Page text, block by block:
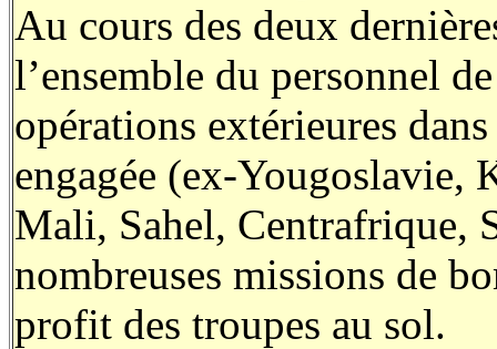
Au cours des deux
l’ensemble du personnel
opérations extérieures
engagée (ex-
Mali, Sahel, Centrafrique,
nombreuses missions de
profit des troupes au sol.